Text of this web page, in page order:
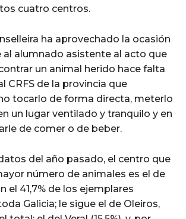
cuatro centros.
ha aprovechado la ocasión
al alumnado asistente al acto que
un animal herido hace falta
CRFS de la provincia que
tocarlo de forma directa, meterlo
un lugar ventilado y tranquilo y en
de comer o de beber.
del año pasado, el centro que
número de animales es el de
el 41,7% de los ejemplares
Galicia; le sigue el de Oleiros,